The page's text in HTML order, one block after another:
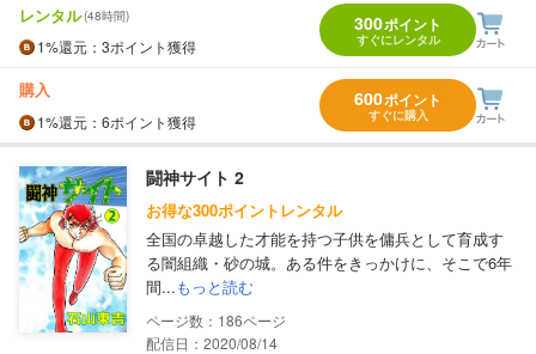
レンタル(48時間)
1%還元 ：3ポイント獲得
300ポイント
すぐにレンタル
購入
1%還元 ：6ポイント獲得
600ポイント
すぐに購入
闘神サイト 2
お得な300ポイントレンタル
全国の卓越した才能を持つ子供を傭兵として育成す
る闇組織・砂の城。ある件をきっかけに、そこで6年
間...もっと読む
186
配信日：2020/08/14